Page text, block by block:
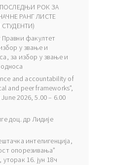
РОК ЗА
РАНГ ЛИСТЕ
Правни факултет
у звање и
за избор у звање и
and accountability of
and peer frameworks”,
2026, 5.00 – 6.00
доц. др Лидије
интелигенција,
опорезивања”
16. јун 18ч